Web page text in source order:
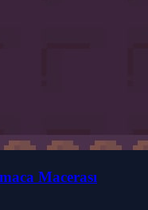
Macerası